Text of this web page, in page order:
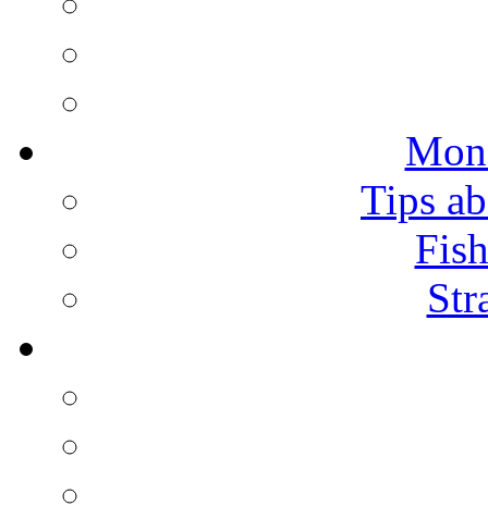
Tips